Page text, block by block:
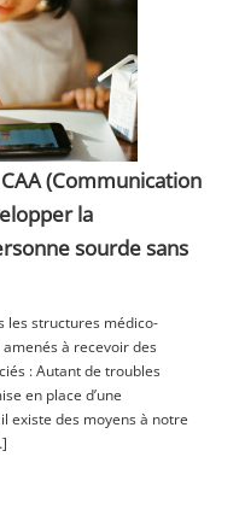
(Communication
la
sourde sans
les structures médico-
à recevoir des
: Autant de troubles
en place d’une
existe des moyens à notre